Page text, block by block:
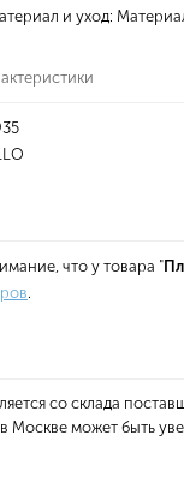
и уход:
что у товара "
.
со склада
в Москве может быть